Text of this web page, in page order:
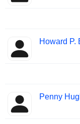
Howard P.
Penny